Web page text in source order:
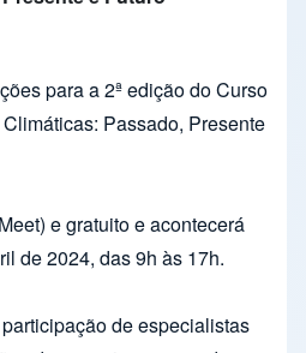
para a 2ª edição do Curso
Passado, Presente
e gratuito e acontecerá
de 2024, das 9h às 17h.
de especialistas